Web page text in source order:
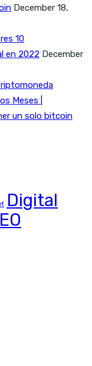
December 18,
10
en 2022 December
Meses |
un solo bitcoin
Digital